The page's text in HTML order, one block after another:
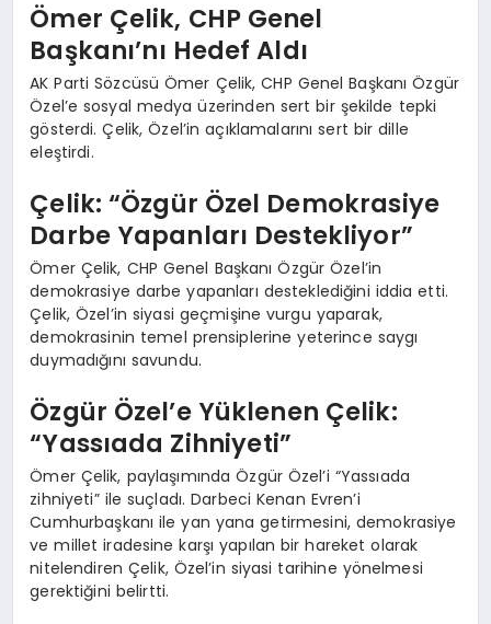
Ömer Çelik, CHP Genel
Başkanı’nı Hedef Aldı
AK Parti Sözcüsü Ömer Çelik, CHP Genel Başkanı Özgür
Özel’e sosyal medya üzerinden sert bir şekilde tepki
gösterdi. Çelik, Özel’in açıklamalarını sert bir dille
eleştirdi.
Çelik: “Özgür Özel Demokrasiye
Darbe Yapanları Destekliyor”
Ömer Çelik, CHP Genel Başkanı Özgür Özel’in
demokrasiye darbe yapanları desteklediğini iddia etti.
Çelik, Özel’in siyasi geçmişine vurgu yaparak,
demokrasinin temel prensiplerine yeterince saygı
duymadığını savundu.
Özgür Özel’e Yüklenen Çelik:
“Yassıada Zihniyeti”
Ömer Çelik, paylaşımında Özgür Özel’i “Yassıada
zihniyeti” ile suçladı. Darbeci Kenan Evren’i
Cumhurbaşkanı ile yan yana getirmesini, demokrasiye
ve millet iradesine karşı yapılan bir hareket olarak
nitelendiren Çelik, Özel’in siyasi tarihine yönelmesi
gerektiğini belirtti.